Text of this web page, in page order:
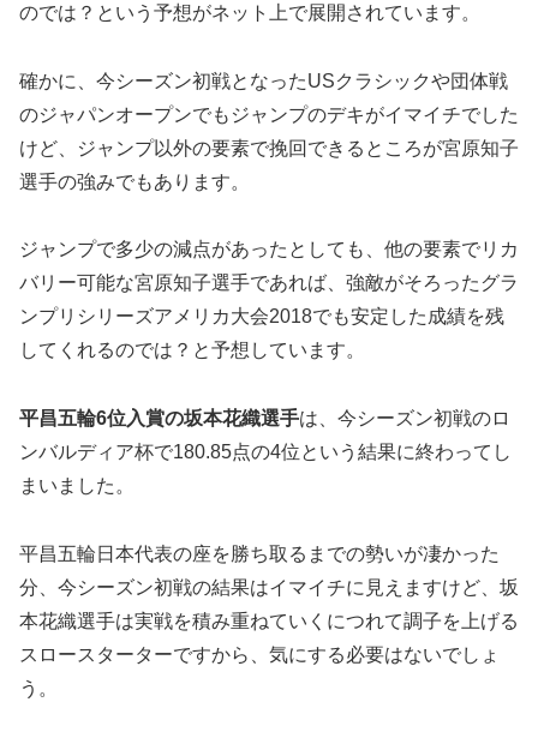
のでは？という予想がネット上で展開されています。
確かに、今シーズン初戦となったUSクラシックや団体戦
のジャパンオープンでもジャンプのデキがイマイチでした
けど、ジャンプ以外の要素で挽回できるところが宮原知子
選手の強みでもあります。
ジャンプで多少の減点があったとしても、他の要素でリカ
バリー可能な宮原知子選手であれば、強敵がそろったグラ
ンプリシリーズアメリカ大会2018でも安定した成績を残
してくれるのでは？と予想しています。
平昌五輪6位入賞の坂本花織選手は、今シーズン初戦のロ
ンバルディア杯で180.85点の4位という結果に終わってし
まいました。
平昌五輪日本代表の座を勝ち取るまでの勢いが凄かった
分、今シーズン初戦の結果はイマイチに見えますけど、坂
本花織選手は実戦を積み重ねていくにつれて調子を上げる
スロースターターですから、気にする必要はないでしょ
う。